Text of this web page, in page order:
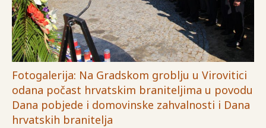
Fotogalerija: Na Gradskom groblju u Virovitici
odana počast hrvatskim braniteljima u povodu
Dana pobjede i domovinske zahvalnosti i Dana
hrvatskih branitelja